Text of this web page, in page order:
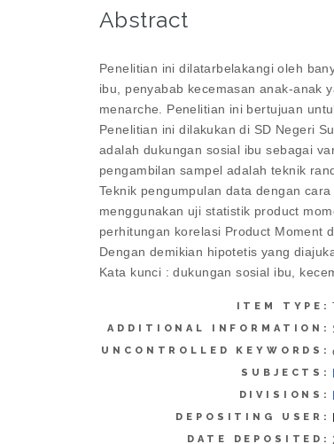
Abstract
Penelitian ini dilatarbelakangi oleh
ibu, penyabab kecemasan anak-anak
menarche. Penelitian ini bertujuan
Penelitian ini dilakukan di SD Negeri
adalah dukungan sosial ibu sebagai
pengambilan sampel adalah teknik
Teknik pengumpulan data dengan
menggunakan uji statistik product
perhitungan korelasi Product Moment
Dengan demikian hipotetis yang
Kata kunci : dukungan sosial ibu,
ITEM TYPE:
ADDITIONAL INFORMATION:
UNCONTROLLED KEYWORDS:
SUBJECTS:
DIVISIONS:
DEPOSITING USER:
DATE DEPOSITED: